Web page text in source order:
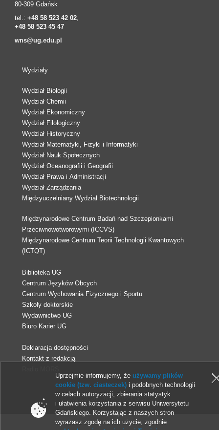
80-309 Gdańsk
tel.: +48 58 523 42 02,
+48 58 523 45 47
wns@ug.edu.pl
Wydziały
Wydział Biologii
Wydział Chemii
Wydział Ekonomiczny
Wydział Filologiczny
Wydział Historyczny
Wydział Matematyki, Fizyki i Informatyki
Wydział Nauk Społecznych
Wydział Oceanografii i Geografii
Wydział Prawa i Administracji
Wydział Zarządzania
Międzyuczelniany Wydział Biotechnologii
Międzynarodowe Centrum Badań nad Szczepionkami
Przeciwnowotworowymi (ICCVS)
Międzynarodowe Centrum Teorii Technologii Kwantowych
(ICTQT)
Biblioteka UG
Centrum Języków Obcych
Centrum Wychowania Fizycznego i Sportu
Szkoły doktorskie
Wydawnictwo UG
Biuro Karier UG
Deklaracja dostępności
Kontakt z redakcją
© 2013-2026 Uniwersytet Gdański
Uprzejmie informujemy, że używamy plików
cookie (tzw. ciasteczek) i podobnych technologii
w celach autoryzacji, zbierania statystyk
i ułatwienia korzystania z serwisu Uniwersytetu
Gdańskiego. Korzystając z naszych stron
wyrażasz zgodę na ich użycie, zgodnie